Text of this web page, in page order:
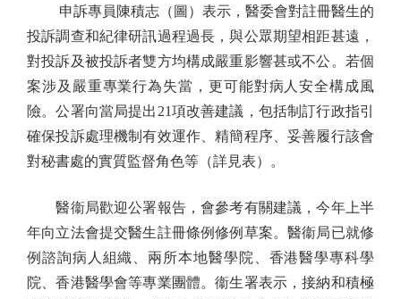
申訴專員陳積志（圖）表示，醫委會對註冊醫生的
投訴調查和紀律研訊過程過長，與公眾期望相距甚遠，
對投訴及被投訴者雙方均構成嚴重影響甚或不公。若個
案涉及嚴重專業行為失當，更可能對病人安全構成風
險。公署向當局提出21項改善建議，包括制訂行政指引
確保投訴處理機制有效運作、精簡程序、妥善履行該會
對秘書處的實質監督角色等（詳見表）。
醫衞局歡迎公署報告，會參考有關建議，今年上半
年向立法會提交醫生註冊條例修例草案。醫衞局已就修
例諮詢病人組織、兩所本地醫學院、香港醫學專科學
院、香港醫學會等專業團體。衞生署表示，接納和積極